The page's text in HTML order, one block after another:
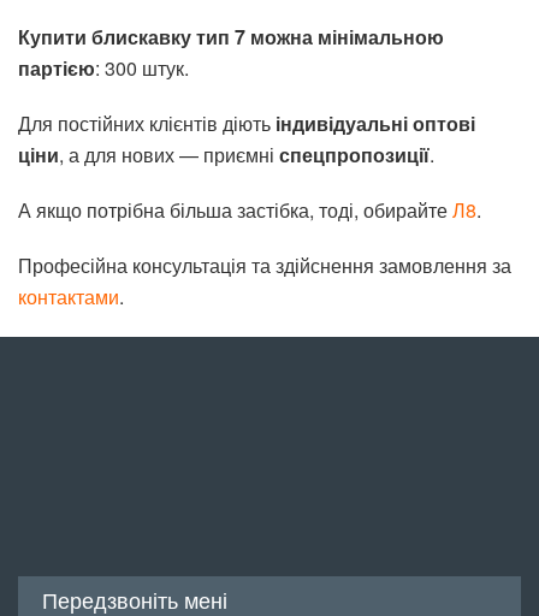
Купити блискавку тип 7 можна мінімальною
партією: 300 штук.
Для постійних клієнтів діють індивідуальні оптові
ціни, а для нових — приємні спецпропозиції.
А якщо потрібна більша застібка, тоді, обирайтеЛ8.
Професійна консультація та здійснення замовлення за
контактами.
Передзвоніть мені